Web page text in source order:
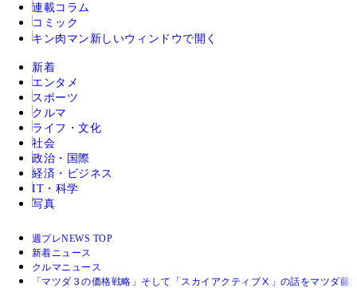
連載コラム
コミック
キン肉マン 新しいウィンドウで開く
新着
エンタメ
スポーツ
クルマ
ライフ・文化
社会
政治・国際
経済・ビジネス
IT・科学
写真
週プレNEWS TOP
新着ニュース
クルマニュース
「マツダ３の価格戦略」そして「スカイアクティブⅩ」の話をマツダ藤